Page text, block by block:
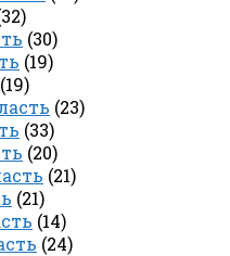
(30)
(19)
(19)
(23)
(33)
(20)
(21)
(21)
(14)
(24)